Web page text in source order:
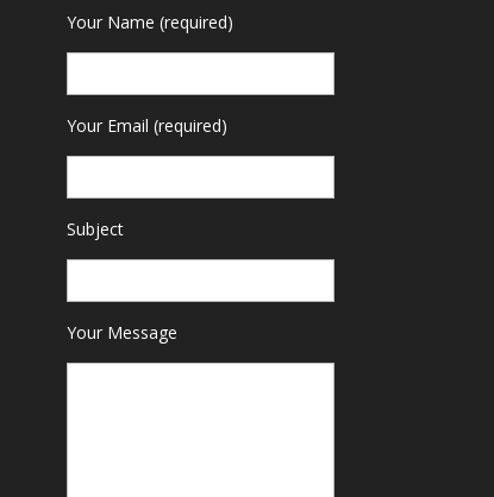
Your Name (required)
Your Email (required)
Subject
Your Message